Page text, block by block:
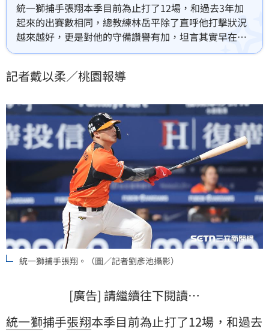
統一獅捕手張翔本季目前為止打了12場，和過去3年加
起來的出賽數相同，總教練林岳平除了直呼他打擊狀況
越來越好，更是對他的守備讚譽有加，坦言其實早在去
年嗅到「FA的味道」時，就有想好好培養他為獅隊新一
記者戴以柔／桃園報導
統一獅捕手張翔。（圖／記者劉彥池攝影）
[廣告] 請繼續往下閱讀…
統一獅捕手張翔本季目前為止打了12場，和過去